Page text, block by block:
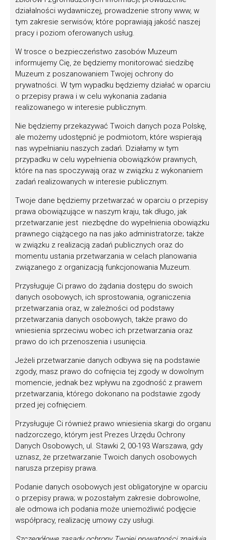
działająca od 1910 roku, przyczyniająca się do
kultywowania tradycji muzycznych na Śląsku,
integrująca ponad trzysta zespołów, prowadząca
festiwale i szkolenia podnoszące poziom chórów
i orkiestr (Katowice, woj. śląskie, Śląsk).
W ramach Nagrody im. Oskara Kolberga przyznana
zostanie także wyróżnienie specjalne dla
wyjątkowego ucznia wskazanego przez
Uroczystagala wręczenia nagródodbędzie się9
lipca 2025roku naZamku Królewskim w
Warszawie. Laureaci otrzymają medale im. Oskara
Kolberga projektu Anny Jarnuszkiewicz,
pamiątkowe dyplomy oraz nagrody finansowe
Narodowego oraz Samorząd Województwa
Mazowieckiego.
Obchody jubileuszu wzbogaci również szereg
wydarzeń towarzyszących, o których informować
będziemy na bieżąco na naszych stronach
internetowych.
Zgodnie z tradycją zespół Narodowego Instytutu
Muzyki i Tańca odwiedzi wszystkich laureatów w
ich miejscach twórczej działalności, dokumentując
ich dorobek. Materiały audiowizualne powstałe
podczas tych spotkań zostaną zaprezentowane
także dostępne w mediach społecznościowych
NIMiT.
Organizatorem Nagrody im. Oskara Kolberga „Za
zasługi dla kultury ludowej” jest
Dziedzictwa Narodowego
. Konkurs oraz gala
realizowane są przezNarodowy Instytut Muzyki i
Tańcawe współpracy zMuzeum Wsi Radomskiej
w Radomiuoraz jego oddziałem –Muzeum im.
Oskara Kolberga w Przysusze
Polskiego Radia.
Więcej informacji o nagrodzie oraz jej
dotychczasowych laureatach można znaleźć na
www.nagrodakolberg.pl
działalności wydawniczej, prowadzenie strony www, w
tym zakresie serwisów, które poprawiają jakość naszej
pracy i poziom oferowanych usług.
W trosce o bezpieczeństwo zasobów Muzeum
informujemy Cię, że będziemy monitorować siedzibę
Muzeum z poszanowaniem Twojej ochrony do
prywatności. W tym wypadku będziemy działać w oparciu
o przepisy prawa i w celu wykonania zadania
realizowanego w interesie publicznym.
Nie będziemy przekazywać Twoich danych poza Polskę,
ale możemy udostępnić je podmiotom, które wspierają
nas wypełnianiu naszych zadań. Działamy w tym
przypadku w celu wypełnienia obowiązków prawnych,
które na nas spoczywają oraz w związku z wykonaniem
zadań realizowanych w interesie publicznym.
Twoje dane będziemy przetwarzać w oparciu o przepisy
prawa obowiązujące w naszym kraju, tak długo, jak
przetwarzanie jest niezbędne do wypełnienia obowiązku
prawnego ciążącego na nas jako administratorze; także
w związku z realizacją zadań publicznych oraz do
momentu ustania przetwarzania w celach planowania
związanego z organizacją funkcjonowania Muzeum.
Przysługuje Ci prawo do żądania dostępu do swoich
danych osobowych, ich sprostowania, ograniczenia
przetwarzania oraz, w zależności od podstawy
przetwarzania danych osobowych, także prawo do
wniesienia sprzeciwu wobec ich przetwarzania oraz
prawo do ich przenoszenia i usunięcia.
Jeżeli przetwarzanie danych odbywa się na podstawie
zgody, masz prawo do cofnięcia tej zgody w dowolnym
momencie, jednak bez wpływu na zgodność z prawem
przetwarzania, którego dokonano na podstawie zgody
przed jej cofnięciem.
Przysługuje Ci również prawo wniesienia skargi do organu
nadzorczego, którym jest Prezes Urzędu Ochrony
Danych Osobowych, ul. Stawki 2, 00-193 Warszawa, gdy
uznasz, że przetwarzanie Twoich danych osobowych
narusza przepisy prawa.
Podanie danych osobowych jest obligatoryjne w oparciu
o przepisy prawa; w pozostałym zakresie dobrowolne,
ale odmowa ich podania może uniemożliwić podjęcie
współpracy, realizację umowy czy usługi.